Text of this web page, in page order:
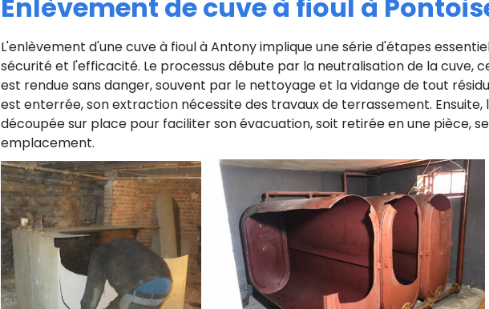
Enlèvement de cuve à fioul à
L'enlèvement d'une cuve à fioul à Antony implique une série d'étapes
sécurité et l'efficacité. Le processus débute par la neutralisation de la cuve,
est rendue sans danger, souvent par le nettoyage et la vidange de tout résidu
est enterrée, son extraction nécessite des travaux de terrassement. Ensuite,
découpée sur place pour faciliter son évacuation, soit retirée en une pièce,
emplacement.